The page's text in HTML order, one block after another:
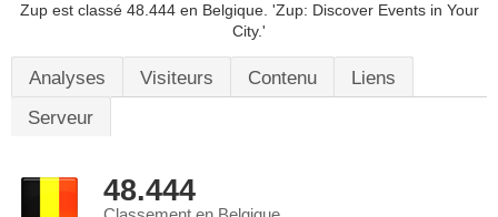
Zup est classé 48.444 en Belgique. 'Zup: Discover Events in Your
City.'
Analyses Visiteurs Contenu
Liens
Serveur
48.444